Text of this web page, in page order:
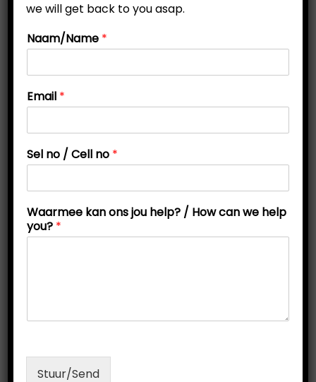
t
t
we will get back to you asap.
Naam/Name *
Email *
Sel no / Cell no *
W
a
a
e
W
Waarmee kan ons jou help? / How can we help
you? *
Stuur/Send